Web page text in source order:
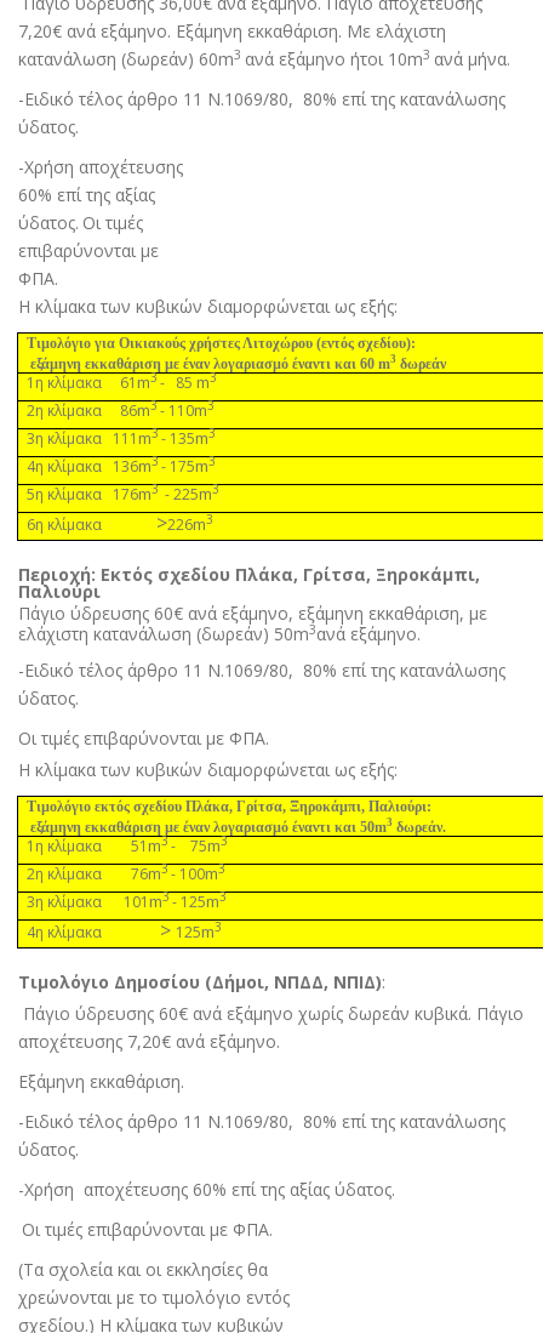
7,20€ ανά εξάµηνο. Εξάµηνη εκκαθάριση. Με ελάχιστη
κατανάλωση (δωρεάν) 60m3 ανά εξάµηνο ήτοι 10m3 ανά µήνα.
-Ειδικό τέλος άρθρο 11 Ν.1069/80, 80% επί της κατανάλωσης
ύδατος.
-Χρήση αποχέτευσης
60% επί της αξίας
ύδατος. Οι τιµές
επιβαρύνονται µε
ΦΠΑ.
Η κλίµακα των κυβικών διαµορφώνεται ως εξής:
Τιµολόγιο για Οικιακούς χρήστες Λιτοχώρου (εντός σχεδίου):
εξάµηνη εκκαθάριση µε έναν λογαριασµό έναντι και 60 m3 δωρεάν
1η κλίµακα 61 m3- 85 m3
2η κλίµακα 86m3- 110m3
3η κλίµακα 111 m3- 135m3
4η κλίµακα 136m3- 175m3
5η κλίµακα 176m3 - 225m3
6η κλίµακα >226m3
Περιοχή: Εκτός σχεδίου Πλάκα, Γρίτσα, Ξηροκάµπι,
Παλιούρι
Πάγιο ύδρευσης 60€ ανά εξάµηνο, εξάµηνη εκκαθάριση, µε
ελάχιστη κατανάλωση (δωρεάν) 50m3ανά εξάµηνο.
-Ειδικό τέλος άρθρο 11 Ν.1069/80, 80% επί της κατανάλωσης
ύδατος.
Οι τιµές επιβαρύνονται µε ΦΠΑ.
Η κλίµακα των κυβικών διαµορφώνεται ως εξής:
Τιµολόγιο εκτός σχεδίου Πλάκα, Γρίτσα, Ξηροκάµπι, Παλιούρι:
εξάµηνη εκκαθάριση µε έναν λογαριασµό έναντι και 50m3 δωρεάν.
1η κλίµακα 51 m3- 75m3
2η κλίµακα 76m3- 100m3
3η κλίµακα 101 m3- 125m3
4η κλίµακα > 125m3
Τιµολόγιο Δηµοσίου (Δήµοι, ΝΠΔΔ, ΝΠΙΔ):
Πάγιο ύδρευσης 60€ ανά εξάµηνο χωρίς δωρεάν κυβικά. Πάγιο
αποχέτευσης 7,20€ ανά εξάµηνο.
Εξάµηνη εκκαθάριση.
-Ειδικό τέλος άρθρο 11 Ν.1069/80, 80% επί της κατανάλωσης
ύδατος.
-Χρήση αποχέτευσης 60% επί της αξίας ύδατος.
Οι τιµές επιβαρύνονται µε ΦΠΑ.
(Τα σχολεία και οι εκκλησίες θα
χρεώνονται µε το τιµολόγιο εντός
σχεδίου.) Η κλίµακα των κυβικών